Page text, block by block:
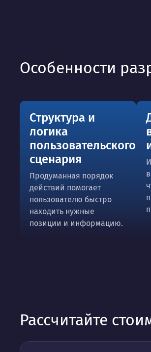
Особенности
Структура и
логика
пользовательского
сценария
Продуманная порядок
действий помогает
пользователю быстро
находить нужные
позиции и информацию.
Рассчитайте